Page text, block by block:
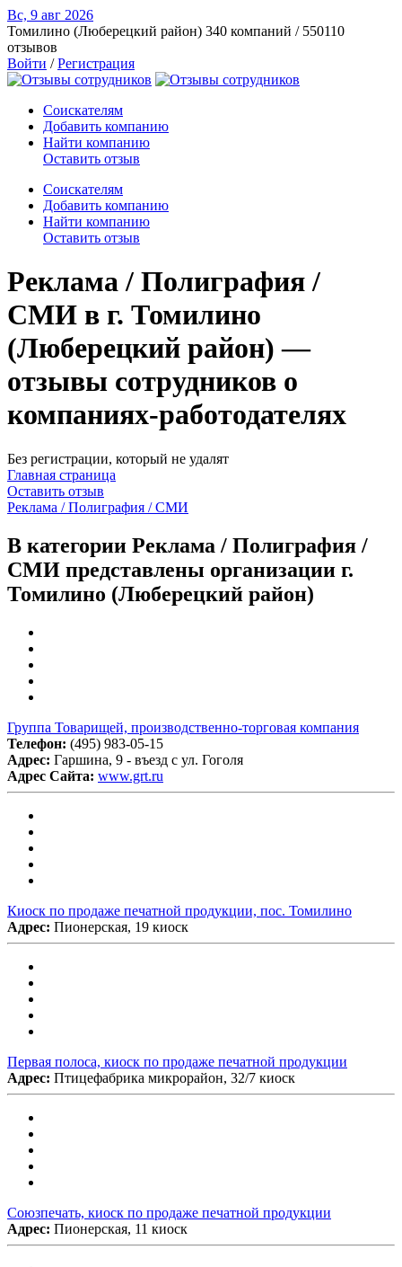
Вс, 9 авг 2026
Томилино (Люберецкий район) 340 компаний / 550110
отзывов
Войти /Регистрация
Соискателям
Добавить компанию
Найти компанию
Оставить отзыв
Соискателям
Добавить компанию
Найти компанию
Оставить отзыв
Реклама / Полиграфия /
СМИ в г. Томилино
(Люберецкий район) —
отзывы сотрудников о
компаниях-работодателях
Без регистрации, который не удалят
Главная страница
Оставить отзыв
Реклама / Полиграфия / СМИ
В категории Реклама / Полиграфия /
СМИ представлены организации г.
Томилино (Люберецкий район)
Группа Товарищей, производственно-торговая компания
Телефон: (495) 983-05-15
Адрес: Гаршина, 9 - въезд с ул. Гоголя
Адрес Сайта: www.grt.ru
Киоск по продаже печатной продукции, пос. Томилино
Адрес: Пионерская, 19 киоск
Первая полоса, киоск по продаже печатной продукции
Адрес: Птицефабрика микрорайон, 32/7 киоск
Союзпечать, киоск по продаже печатной продукции
Адрес: Пионерская, 11 киоск